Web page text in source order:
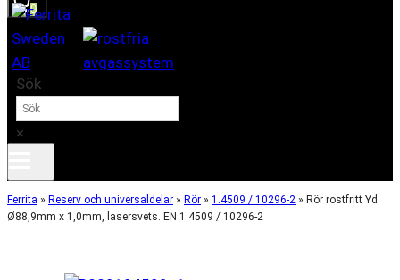
0
Sök
×
Ferrita » Reserv och universaldelar » Rör » 1.4509 / 10296-2 » Rör rostfritt Yd
Ø88,9mm x 1,0mm, lasersvets. EN 1.4509 / 10296-2